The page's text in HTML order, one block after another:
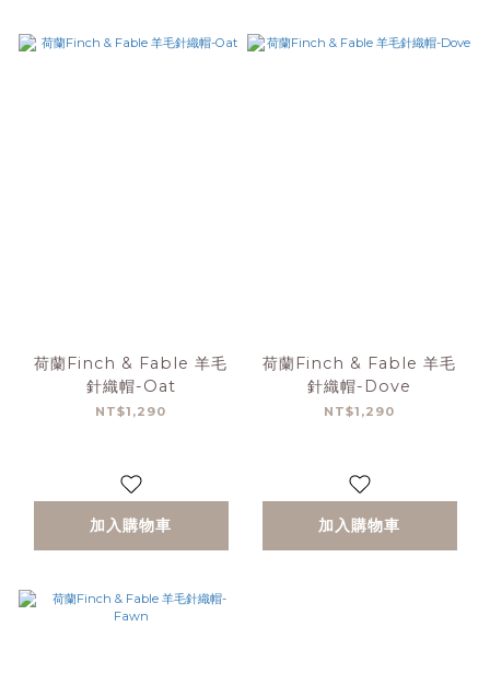
荷蘭Finch & Fable 羊毛
針織帽-Oat
NT$1,290
加入購物車
荷蘭Finch & Fable 羊毛
針織帽-Dove
NT$1,290
加入購物車